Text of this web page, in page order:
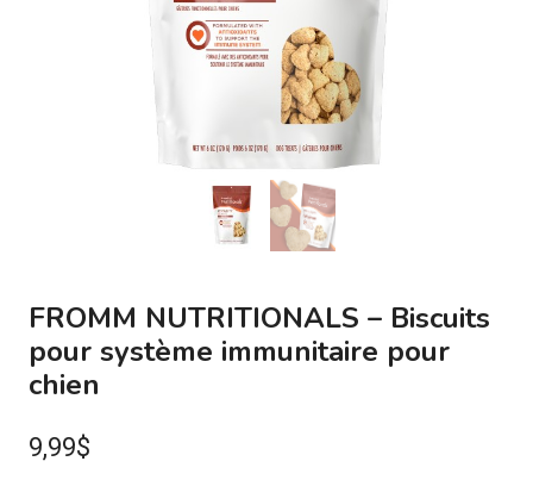
FROMM NUTRITIONALS – Biscuits
pour système immunitaire pour
chien
9,99$